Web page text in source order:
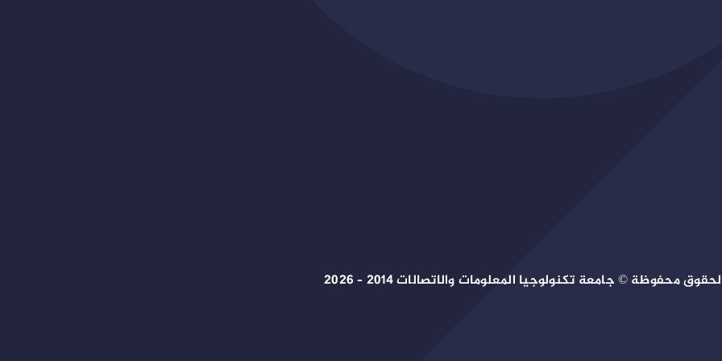
محفوظة © جامعة تكنولوجيا المعلومات والاتصالات 2014 – 2026